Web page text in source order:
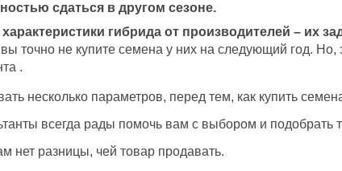
сдаться в другом сезоне.
гибрида от производителей – их
точно не купите семена у них на следующий год.
.
несколько параметров, перед тем, как купить
всегда рады помочь вам с выбором и
нет разницы, чей товар продавать.